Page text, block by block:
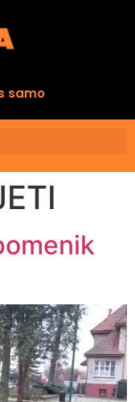
samo